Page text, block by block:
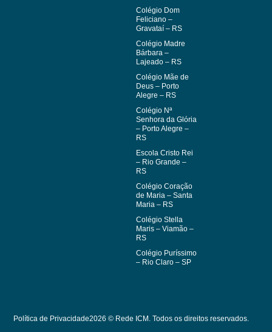
Colégio Dom
Feliciano –
Gravataí – RS
Colégio Madre
Bárbara –
Lajeado – RS
Colégio Mãe de
Deus – Porto
Alegre – RS
Colégio Nª
Senhora da Glória
– Porto Alegre –
RS
Escola Cristo Rei
– Rio Grande –
RS
Colégio Coração
de Maria – Santa
Maria – RS
Colégio Stella
Maris – Viamão –
RS
Colégio Puríssimo
– Rio Claro – SP
Política de Privacidade2026 © Rede ICM. Todos os direitos reservados.